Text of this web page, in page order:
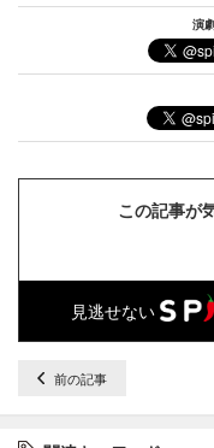
演
この記事が
見逃せない
前の記事